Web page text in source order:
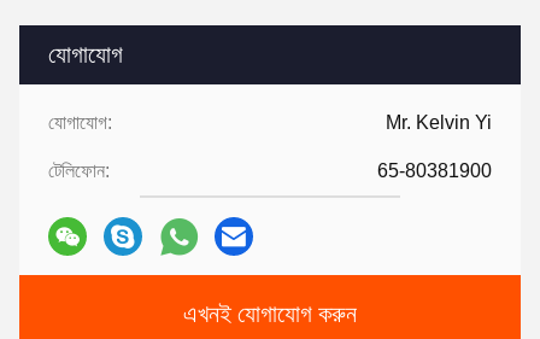
যোগাযোগ
যোগাযোগ: Mr. Kelvin Yi
টেলিফোন: 65-80381900
এখনই যোগাযোগ করুন